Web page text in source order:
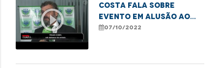
play_circle_outline
Costa fala sobre
evento em alusão ao
Dia Nacional do Idoso
07/10/2022